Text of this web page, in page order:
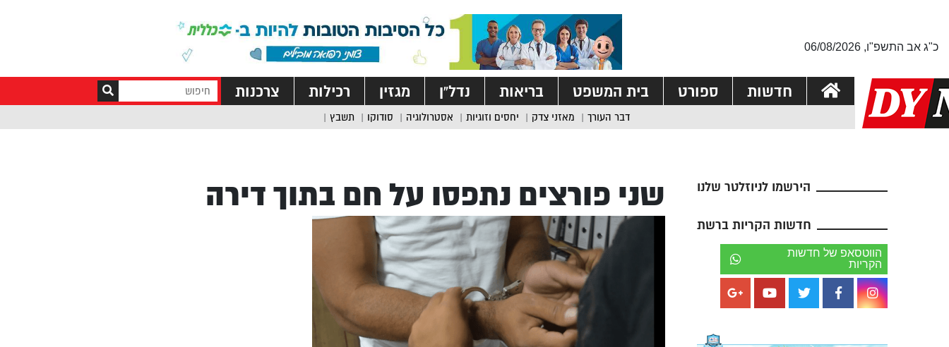
כ"ג אב התשפ"ו, 06/08/2026
חדשות ספורט בית המשפט בריאות נדל”ן מגזין רכילות צרכנות
דבר העורך מאזני צדק יחסים וזוגיות אסטרולוגיה סודוקו תשבץ
הירשמו לניוזלטר שלנו
חדשות הקריות ברשת
הווטסאפ של חדשות
הקריות
שני פורצים נתפסו על חם בתוך דירה